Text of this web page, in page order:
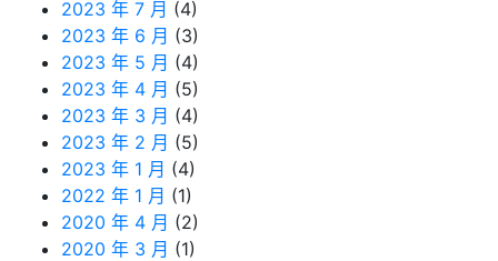
2023 年 7 月 (4)
2023 年 6 月 (3)
2023 年 5 月 (4)
2023 年 4 月 (5)
2023 年 3 月 (4)
2023 年 2 月 (5)
2023 年 1 月 (4)
2022 年 1 月 (1)
2020 年 4 月 (2)
2020 年 3 月 (1)